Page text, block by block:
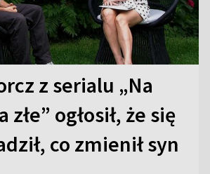
z serialu „Na
ogłosił, że się
co zmienił syn